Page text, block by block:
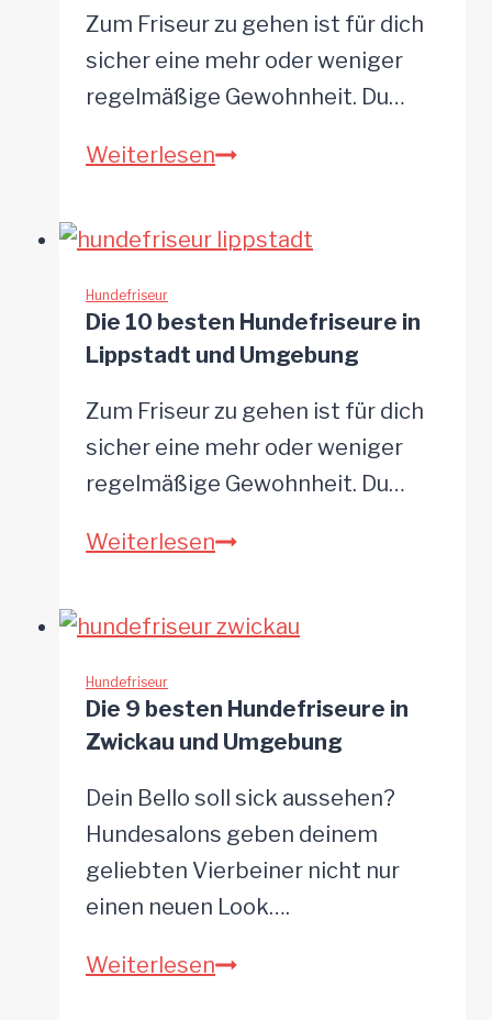
Zum Friseur zu gehen ist für dich
sicher eine mehr oder weniger
regelmäßige Gewohnheit. Du…
WeiterlesenDie
besten
Offenburg
und
Umgebung
Hundefriseur
Die 10 besten Hundefriseure in
Lippstadt und Umgebung
Zum Friseur zu gehen ist für dich
sicher eine mehr oder weniger
regelmäßige Gewohnheit. Du…
WeiterlesenDie
besten
Lippstadt
und
Umgebung
Hundefriseur
Die 9 besten Hundefriseure in
Zwickau und Umgebung
Dein Bello soll sick aussehen?
Hundesalons geben deinem
geliebten Vierbeiner nicht nur
einen neuen Look….
WeiterlesenDie